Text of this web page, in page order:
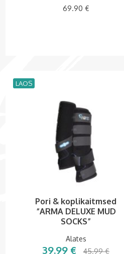
69.90 €
Pori & koplikaitmsed
“ARMA DELUXE MUD
SOCKS”
Alates
39.99 € 45.99€
LAOS